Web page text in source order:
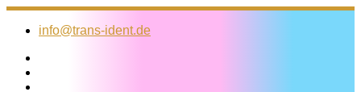
Zum
Inhalt
info@trans-ident.de